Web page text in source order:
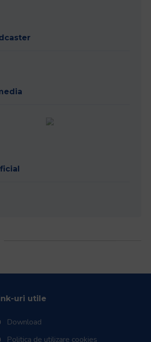
uri utile
Download
Politica de utilizare cookies